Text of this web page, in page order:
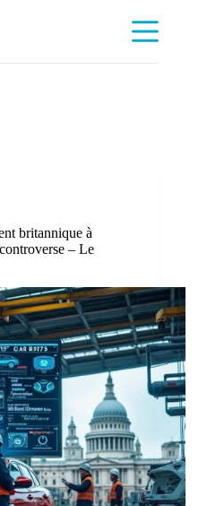
britannique à
– Le